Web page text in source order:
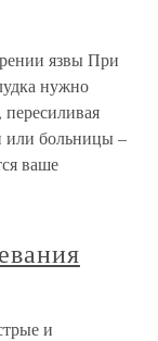
язвы При
нужно
пересиливая
или больницы –
ваше
и